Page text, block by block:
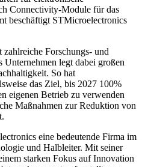
Connectivity-Module für das
beschäftigt STMicroelectronics
Forschungs- und
legt dabei großen
So hat
das Ziel, bis 2027 100%
eigenen Betrieb zu verwenden
Maßnahmen zur Reduktion von
eine bedeutende Firma im
und Halbleiter. Mit seiner
starken Fokus auf Innovation